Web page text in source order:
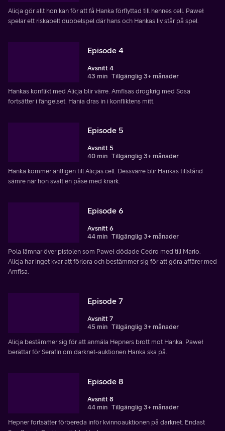
Alicja gör allt hon kan för att få Hanka förflyttad till hennes cell. Paweł
spelar ett riskabelt dubbelspel där hans och Hankas liv står på spel.
Episode 4
Avsnitt 4
43 min Tillgänglig 3+ månader
Hankas konflikt med Alicja blir värre. Amfisas drogkrig med Sosa
fortsätter i fängelset. Hania dras in i konfliktens mitt.
Episode 5
Avsnitt 5
40 min Tillgänglig 3+ månader
Hanka kommer äntligen till Alicjas cell. Dessvärre blir Hankas tillstånd
sämre när hon svalt en påse med knark.
Episode 6
Avsnitt 6
44 min Tillgänglig 3+ månader
Pola lämnar över pistolen som Paweł dödade Cedro med till Mario.
Alicja har inget kvar att förlora och bestämmer sig för att göra affärer med
Amfisa.
Episode 7
Avsnitt 7
45 min Tillgänglig 3+ månader
Alicja bestämmer sig för att anmäla Hepners brott mot Hanka. Paweł
berättar för Serafin om darknet-auktionen Hanka ska på.
Episode 8
Avsnitt 8
44 min Tillgänglig 3+ månader
Hepner fortsätter förbereda inför kvinnoauktionen på darknet. Endast